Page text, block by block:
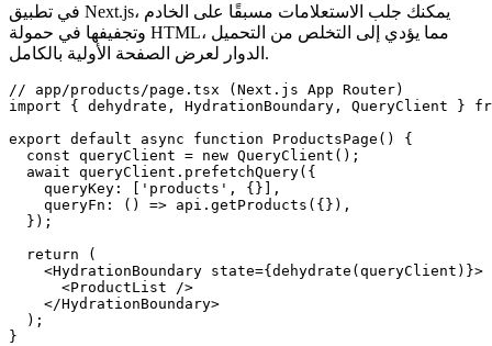
في تطبيق Next.js، يمكنك جلب الاستعلامات مسبقًا على الخادم
وتجفيفها في حمولة HTML، مما يؤدي إلى التخلص من التحميل
الدوار لعرض الصفحة الأولية بالكامل.
// app/products/page.tsx (Next.js App Router)
import { dehydrate, HydrationBoundary, QueryClient }
export default async function ProductsPage() {
  const queryClient = new QueryClient();
  await queryClient.prefetchQuery({
    queryKey: ['products', {}],
    queryFn: () => api.getProducts({}),
  });
  return (
    <HydrationBoundary state={dehydrate(queryClient)}>
      <ProductList />
    </HydrationBoundary>
  );
}